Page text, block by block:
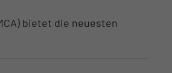
bietet die neuesten